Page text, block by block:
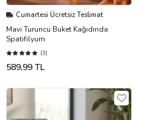
Cumartesi Ücretsiz Teslimat
Mavi Turuncu Buket Kağıdında
Spatifilyum
(3)
589,99 TL